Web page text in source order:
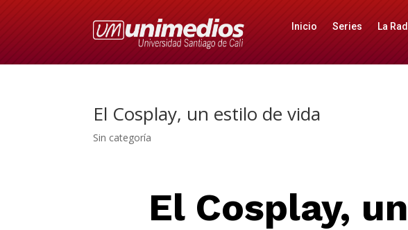
Inicio Series La
El Cosplay, un estilo de vida
Sin categoría
El Cosplay,